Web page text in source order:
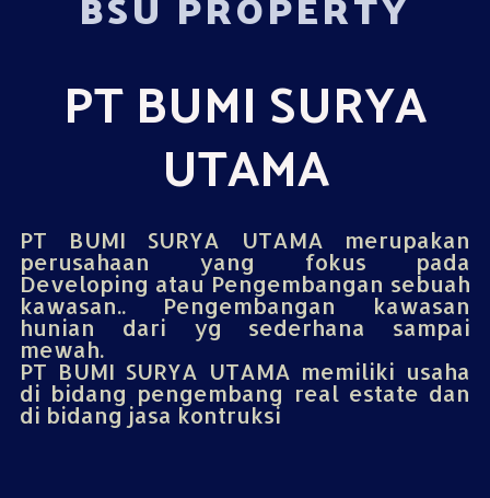
PT BUMI SURYA
UTAMA
PT BUMI SURYA UTAMA merupakan
perusahaan yang fokus pada
Developing atau Pengembangan sebuah
kawasan.. Pengembangan kawasan
hunian dari yg sederhana sampai
mewah.
PT BUMI SURYA UTAMA memiliki usaha
di bidang pengembang real estate dan
di bidang jasa kontruksi